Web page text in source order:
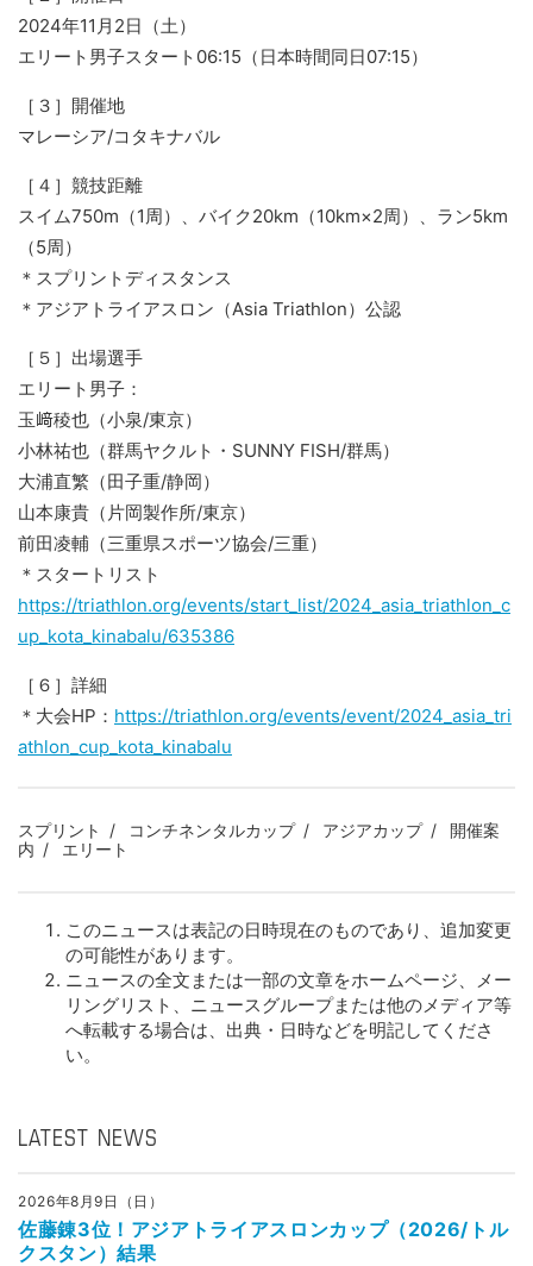
2024年11月2日（土）
エリート男子スタート06:15（日本時間同日07:15）
［３］開催地
マレーシア/コタキナバル
［４］競技距離
スイム750m（1周）、バイク20km（10km×2周）、ラン5km
（5周）
＊スプリントディスタンス
＊アジアトライアスロン（Asia Triathlon）公認
［５］出場選手
エリート男子：
玉﨑稜也（小泉/東京）
小林祐也（群馬ヤクルト・SUNNY FISH/群馬）
大浦直繁（田子重/静岡）
山本康貴（片岡製作所/東京）
前田凌輔（三重県スポーツ協会/三重）
＊スタートリスト
https://triathlon.org/events/start_list/2024_asia_triathlon_c
up_kota_kinabalu/635386
［６］詳細
＊大会HP： https://triathlon.org/events/event/2024_asia_tri
athlon_cup_kota_kinabalu
スプリント コンチネンタルカップ アジアカップ
開催案
内
エリート
このニュースは表記の日時現在のものであり、追加変更
の可能性があります。
ニュースの全文または一部の文章をホームページ、メー
リングリスト、ニュースグループまたは他のメディア等
へ転載する場合は、出典・日時などを明記してくださ
い。
LATEST NEWS
2026年8月9日（日）
佐藤錬3位！アジアトライアスロンカップ（2026/トル
クスタン）結果